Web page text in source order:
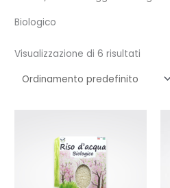
Biologico
Visualizzazione di 6 risultati